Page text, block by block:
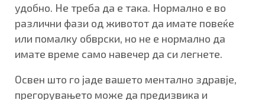
удобно. Не треба да е така. Нормално е во
различни фази од животот да имате повеќе
или помалку обврски, но не е нормално да
имате време само навечер да си легнете.
Освен што го јаде вашето ментално здравје,
прегорувањето може да предизвика и